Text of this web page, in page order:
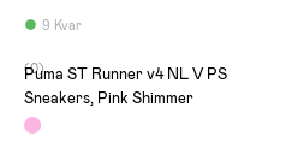
9 Kvar
(0)
Puma ST Runner v4 NL V PS
Sneakers, Pink Shimmer